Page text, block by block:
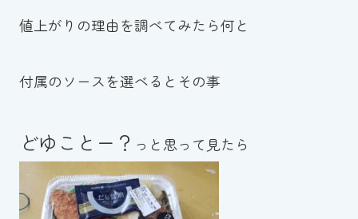
値上がりの理由を調べてみたら何と
付属のソースを選べるとその事
どゆことー？ っと思って見たら